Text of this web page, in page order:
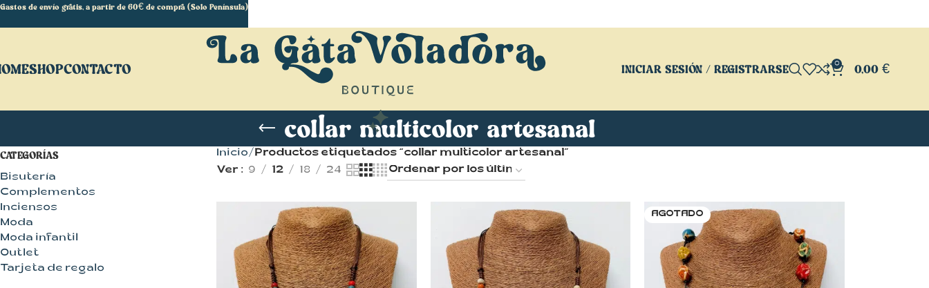
SHOPCONTACTO INICIAR SESIÓN / REGISTRARSE 0 0,00 €
collar multicolor artesanal
CATEGORÍAS
Bisutería
Complementos
Inciensos
Moda
Moda infantil
Outlet
Tarjeta de regalo
Inicio
Productos etiquetados “collar multicolor artesanal”
Ver
9 12 18 24
AGOTADO
Gastos de envío gratis, a partir de 60€ de compra (Solo Península)